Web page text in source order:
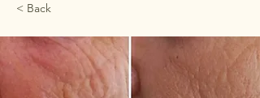
< Back